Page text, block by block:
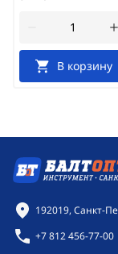
В корзину
Контактная
192019, Санкт-
+7 812 456-77-00